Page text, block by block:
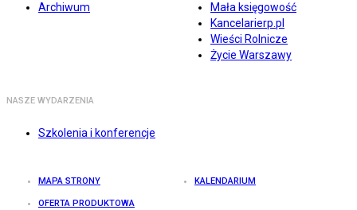
Archiwum
Mała księgowość
Kancelarierp.pl
Wieści Rolnicze
Życie Warszawy
NASZE WYDARZENIA
Szkolenia i konferencje
MAPA STRONY KALENDARIUM
OFERTA PRODUKTOWA